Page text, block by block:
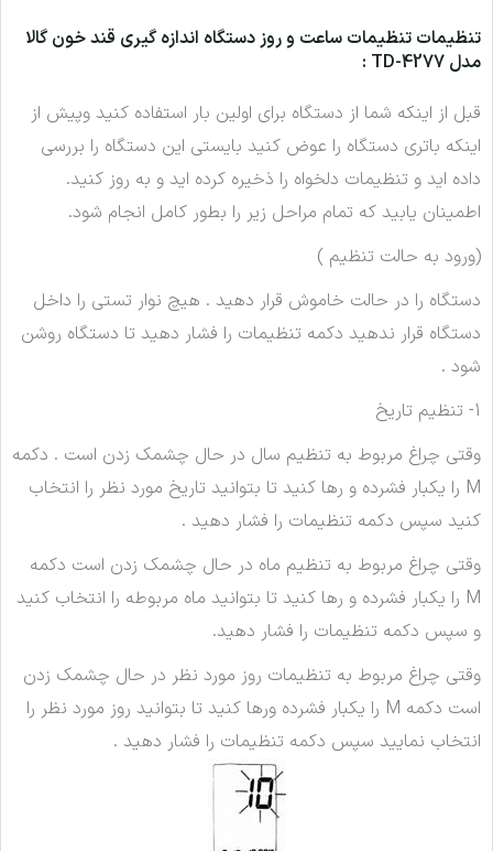
تنظيمات تنظیمات ساعت و روز دستگاه اندازه گیری قند خون گالا
مدل TD-4277 :
قبل از اینکه شما از دستگاه برای اولین بار استفاده کنید وپیش از
اینکه باتری دستگاه را عوض کنید بایستی این دستگاه را بررسی
داده اید و تنظیمات دلخواه را ذخیره کرده اید و به روز کنید.
اطمينان يابید که تمام مراحل زیر را بطور كامل انجام شود.
(ورود به حالت تنظیم )
دستگاه را در حالت خاموش قرار دهید . هیچ نوار تستی را داخل
دستگاه قرار ندهید دکمه تنظیمات را فشار دهید تا دستگاه روشن
شود .
1- تنظیم تاریخ
وقتی چراغ مربوط به تنظیم سال در حال چشمک زدن است . دکمه
M را یکبار فشرده و رها کنید تا بتوانيد تاريخ مورد نظر را انتخاب
کنید سپس دکمه تنظيمات را فشار دهید .
وقتی چراغ مربوط به تنظیم ماه در حال چشمک زدن است دکمه
M را یکبار فشرده و رها کنید تا بتوانید ماه مربوطه را انتخاب کنید
و سپس دکمه تنظیمات را فشار دهید.
وقتی چراغ مربوط به تنظیمات روز مورد نظر در حال چشمک زدن
است دکمه M را یکبار فشرده ورها کنید تا بتوانید روز مورد نظر را
انتخاب نمایید سپس دکمه تنظیمات را فشار دهید .